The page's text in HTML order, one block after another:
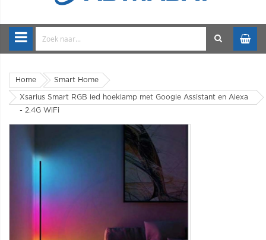
Home Smart Home
Xsarius Smart RGB led hoeklamp met Google Assistant en Alexa
- 2.4G WiFi